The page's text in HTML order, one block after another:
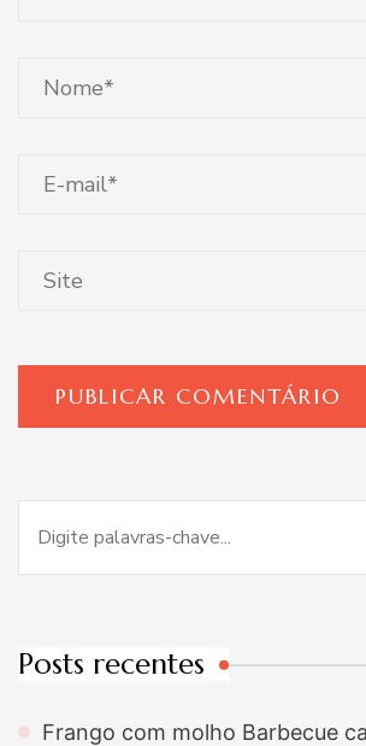
por:
Posts recentes
Frango com molho Barbecue